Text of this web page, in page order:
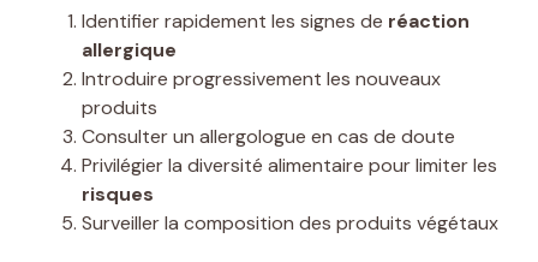
Identifier rapidement les signes de réaction
allergique
Introduire progressivement les nouveaux
produits
Consulter un allergologue en cas de doute
Privilégier la diversité alimentaire pour limiter les
risques
Surveiller la composition des produits végétaux